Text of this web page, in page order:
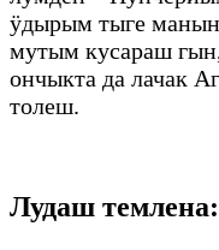
ӱдырым тыге
мутым кусараш
ончыкта да лачак
толеш.
Лудаш темлена: